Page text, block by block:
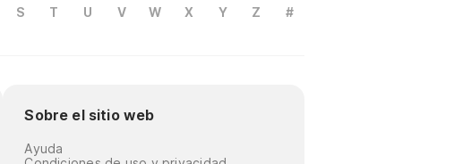
S T U V W X Y Z #
Sobre el sitio web
Ayuda